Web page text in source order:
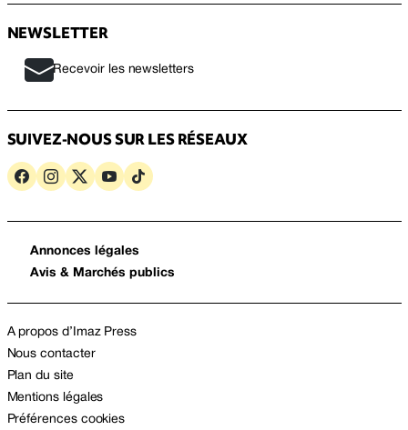
NEWSLETTER
Recevoir les newsletters
SUIVEZ-NOUS SUR LES RÉSEAUX
Annonces légales
Avis & Marchés publics
A propos d’Imaz Press
Nous contacter
Plan du site
Mentions légales
Préférences cookies